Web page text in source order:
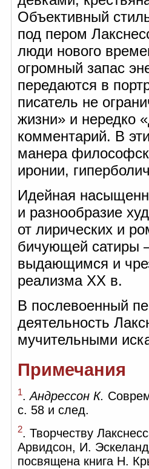
Объективный
под пером
люди нового
огромный запас
передаются в
писатель не
жизни» и нередко
комментарий. В
манера
иронии,
Идейная
и разнообразие
от лирических и
бичующей сатиры
выдающимся и
реализма XX в.
В послевоенный
деятельность
мучительными
Примечания
1.Андрессон К.
с. 58 и след.
2. Творчеству
Арвидсон, И.
посвящена книга Н.